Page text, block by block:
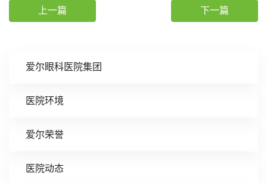
爱尔眼科医院集团
医院环境
爱尔荣誉
医院动态
上一篇 下一篇